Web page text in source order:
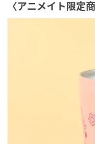
〈アニメイト限定